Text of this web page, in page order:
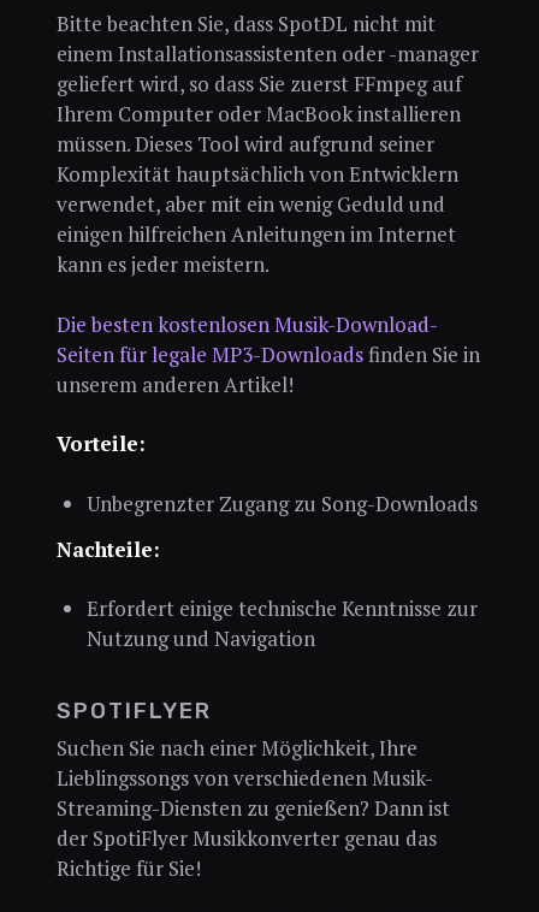
Bitte beachten Sie, dass SpotDL nicht mit
einem Installationsassistenten oder -manager
geliefert wird, so dass Sie zuerst FFmpeg auf
Ihrem Computer oder MacBook installieren
müssen. Dieses Tool wird aufgrund seiner
Komplexität hauptsächlich von Entwicklern
verwendet, aber mit ein wenig Geduld und
einigen hilfreichen Anleitungen im Internet
kann es jeder meistern.
Die besten kostenlosen Musik-Download-
Seiten für legale MP3-Downloadsfinden Sie in
unserem anderen Artikel!
Vorteile:
Unbegrenzter Zugang zu Song-Downloads
Nachteile:
Erfordert einige technische Kenntnisse zur
Nutzung und Navigation
SPOTIFLYER
Suchen Sie nach einer Möglichkeit, Ihre
Lieblingssongs von verschiedenen Musik-
Streaming-Diensten zu genießen? Dann ist
der SpotiFlyer Musikkonverter genau das
Richtige für Sie!